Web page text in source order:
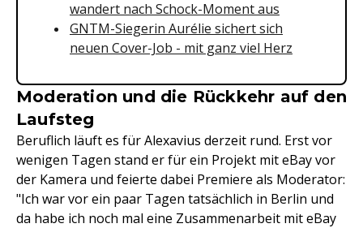
wandert nach Schock-Moment aus
GNTM-Siegerin Aurélie sichert sich
neuen Cover-Job - mit ganz viel Herz
Moderation und die Rückkehr auf den
Laufsteg
Beruflich läuft es für Alexavius derzeit rund. Erst vor
wenigen Tagen stand er für ein Projekt mit eBay vor
der Kamera und feierte dabei Premiere als Moderator:
"Ich war vor ein paar Tagen tatsächlich in Berlin und
da habe ich noch mal eine Zusammenarbeit mit eBay